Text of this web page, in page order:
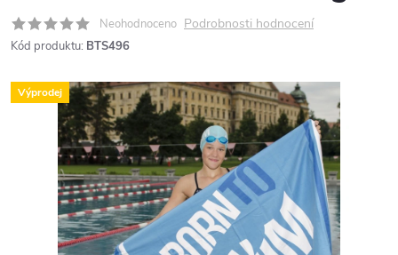
Neohodnoceno Podrobnosti hodnocení
Kód produktu: BTS496
Výprodej